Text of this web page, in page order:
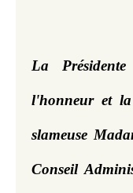
La
l'honneur et
slameuse
Conseil